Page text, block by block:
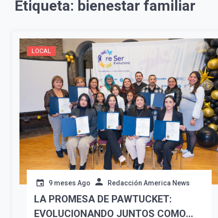
Etiqueta: bienestar familiar
LOCAL
9 meses Ago Redacción America News
LA PROMESA DE PAWTUCKET:
EVOLUCIONANDO JUNTOS COMO